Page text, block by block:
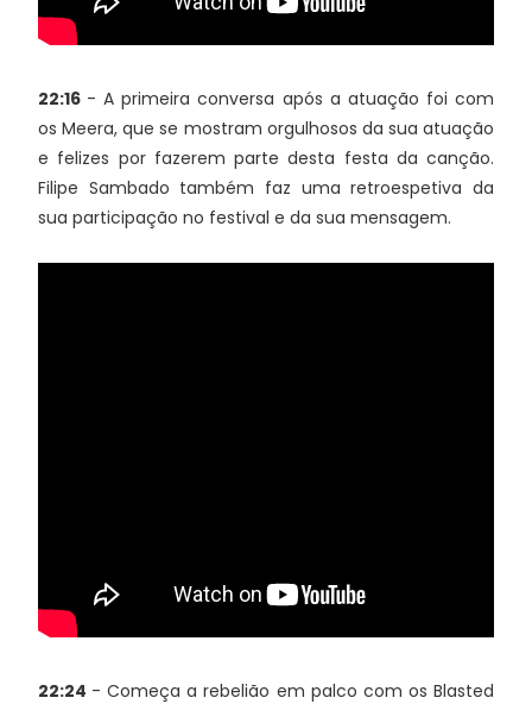
22:16 - A primeira conversa após a atuação foi com
os Meera, que se mostram orgulhosos da sua atuação
e felizes por fazerem parte desta festa da canção.
Filipe Sambado também faz uma retroespetiva da
sua participação no festival e da sua mensagem.
22:24 - Começa a rebelião em palco com os Blasted